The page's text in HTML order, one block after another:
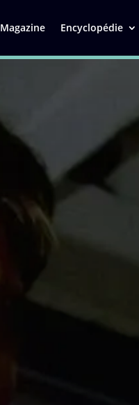
Magazine Encyclopédie